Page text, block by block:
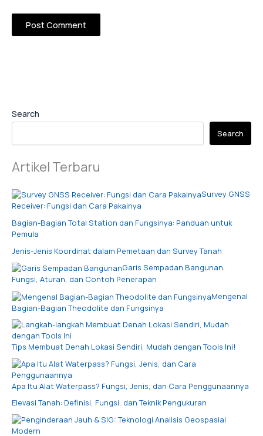
Search
Search
Artikel Terbaru
Survey GNSS
Receiver: Fungsi dan Cara Pakainya
Bagian-Bagian Total Station dan Fungsinya: Panduan untuk
Pemula
Jenis-Jenis Koordinat dalam Pemetaan dan Survey Tanah
Garis Sempadan Bangunan:
Fungsi, Aturan, dan Contoh Penerapan
Mengenal
Bagian-Bagian Theodolite dan Fungsinya
Tips Membuat Denah Lokasi Sendiri, Mudah dengan Tools Ini!
Apa Itu Alat Waterpass? Fungsi, Jenis, dan Cara Penggunaannya
Elevasi Tanah: Definisi, Fungsi, dan Teknik Pengukuran